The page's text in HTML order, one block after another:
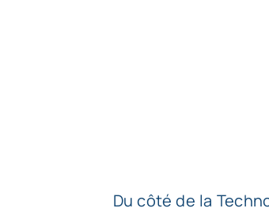
Du côté de la